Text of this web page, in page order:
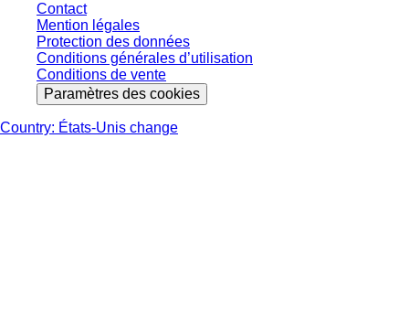
Contact
Mention légales
Protection des données
Conditions générales d’utilisation
Conditions de vente
Paramètres des cookies
Country: États-Unis change